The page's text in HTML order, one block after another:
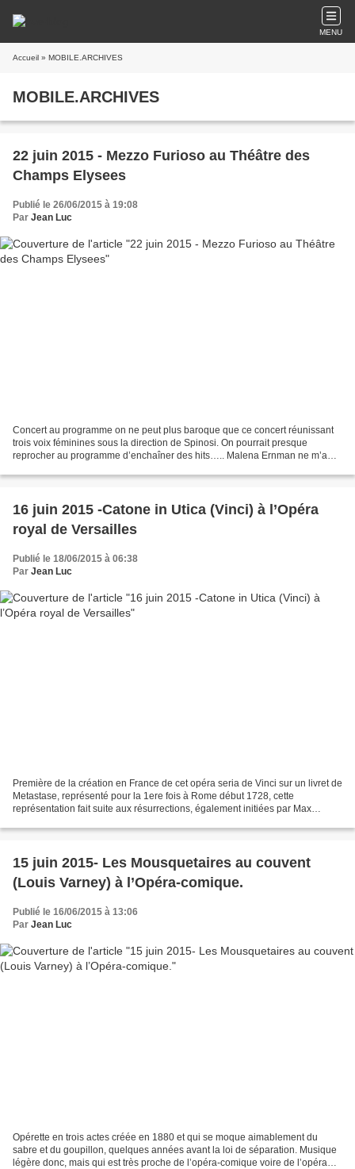
MENU
Accueil » MOBILE.ARCHIVES
MOBILE.ARCHIVES
22 juin 2015 - Mezzo Furioso au Théâtre des
Champs Elysees
Publié le 26/06/2015 à 19:08
Par Jean Luc
Concert au programme on ne peut plus baroque que ce concert réunissant
trois voix féminines sous la direction de Spinosi. On pourrait presque
reprocher au programme d’enchaîner des hits….. Malena Ernman ne m’a
16 juin 2015 -Catone in Utica (Vinci) à l’Opéra
royal de Versailles
Publié le 18/06/2015 à 06:38
Par Jean Luc
Première de la création en France de cet opéra seria de Vinci sur un livret de
Metastase, représenté pour la 1ere fois à Rome début 1728, cette
représentation fait suite aux résurrections, également initiées par Max
15 juin 2015- Les Mousquetaires au couvent
(Louis Varney) à l’Opéra-comique.
Publié le 16/06/2015 à 13:06
Par Jean Luc
Opérette en trois actes créée en 1880 et qui se moque aimablement du
sabre et du goupillon, quelques années avant la loi de séparation. Musique
légère donc, mais qui est très proche de l’opéra-comique voire de l’opéra